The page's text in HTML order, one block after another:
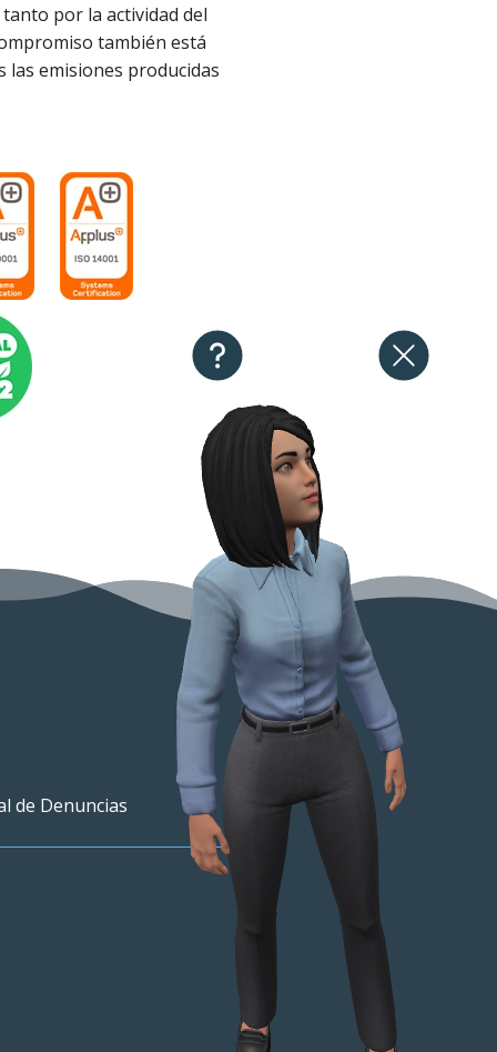
por la actividad del
también está
las emisiones producidas
de Denuncias